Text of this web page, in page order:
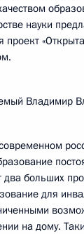
науки
проект
Владимир
два больших
для
на дому.